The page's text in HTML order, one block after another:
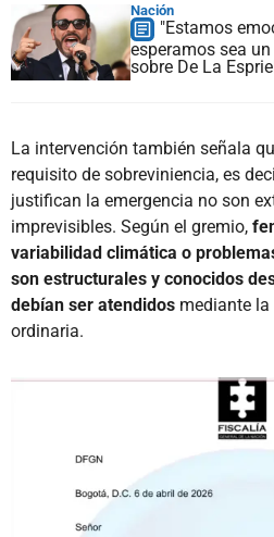
Nación
"Estamos
esperamos sea
sobre De La
La intervención también señala
requisito de sobreviniencia, es
justifican la emergencia no son
imprevisibles. Según el gremio,
variabilidad climática o
son estructurales y conocidos
debían ser atendidos mediante
ordinaria.